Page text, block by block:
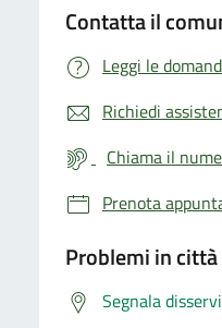
Contatta il
Leggi le
Richiedi
Chiama il
Prenota
Problemi in città
Segnala